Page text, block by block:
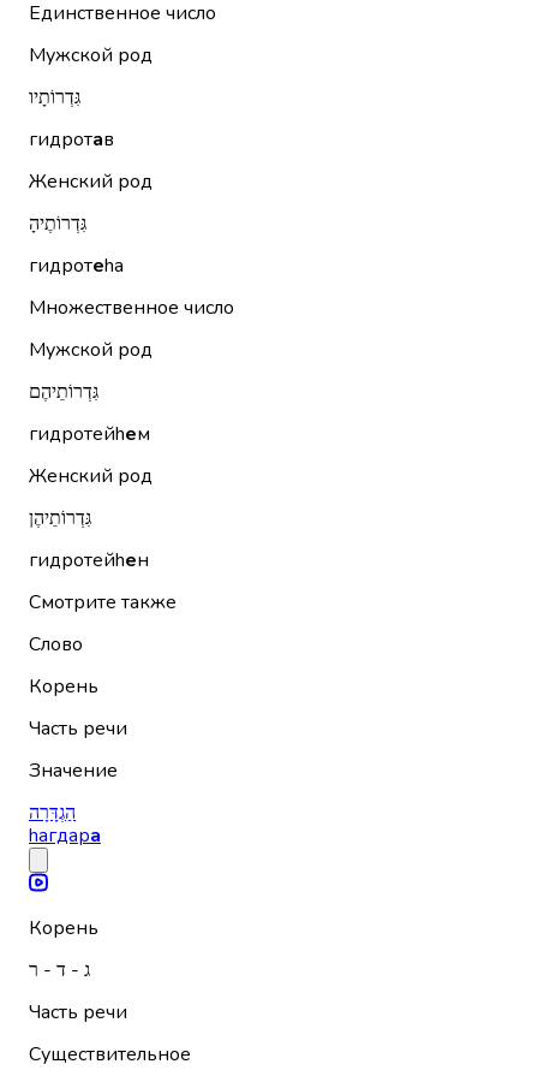
Единственное число
Мужской род
גִּדְרוֹתָיו
гидротав
Женский род
גִּדְרוֹתֶיהָ
гидротеhа
Множественное число
Мужской род
גִּדְרוֹתֵיהֶם
гидротейhем
Женский род
גִּדְרוֹתֵיהֶן
гидротейhен
Смотрите также
Слово
Корень
Часть речи
Значение
הַגְדָּרָה
hагдара
Корень
ג - ד - ר
Часть речи
Существительное